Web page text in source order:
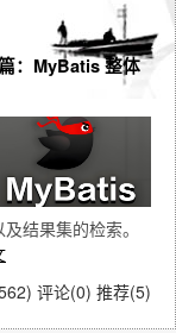
：MyBatis 整体
结果集的检索。
评论(0) 推荐(5)